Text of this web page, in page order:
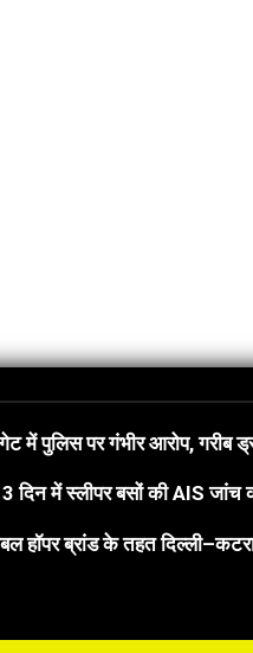
में पुलिस पर गंभीर आरोप, गरीब
दिन में स्लीपर बसों की AIS जांच
हॉपर ब्रांड के तहत